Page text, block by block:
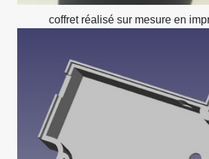
coffret réalisé sur mesure en